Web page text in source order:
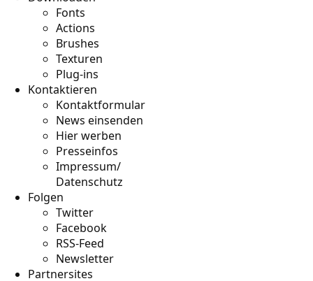
Fonts
Actions
Brushes
Texturen
Plug-ins
Kontaktieren
Kontaktformular
News einsenden
Hier werben
Presseinfos
Impressum/
Datenschutz
Folgen
Twitter
Facebook
RSS-Feed
Newsletter
Partnersites